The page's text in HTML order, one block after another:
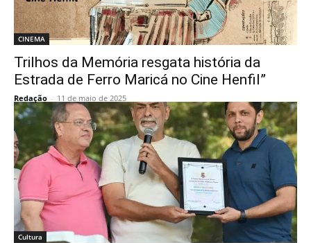
CINEMA
Trilhos da Memória resgata história da
Estrada de Ferro Maricá no Cine Henfil”
Redação - 11 de maio de 2025
Cultura